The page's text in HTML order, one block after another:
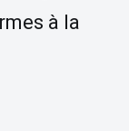
à la